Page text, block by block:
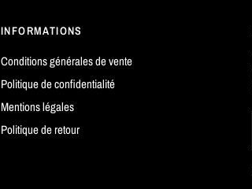
INFORMATIONS
Conditions générales de vente
Politique de confidentialité
Mentions légales
Politique de retour